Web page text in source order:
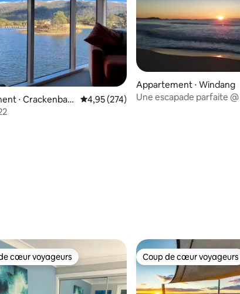
base de 259 commentaires : 4,93 sur 5
⋅ Crackenbac
Évaluation moyenne sur la base de 274
4,95 (274)
Appartement ⋅ Windang
Une escapade parfaite
cœur voyageurs les plus appréciés
cœur voyageurs Coup de cœur voyageurs
Coup de cœur voyageurs